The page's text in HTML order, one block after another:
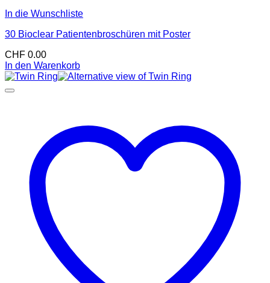
In die Wunschliste
30 Bioclear Patientenbroschüren mit Poster
CHF 0.00
In den Warenkorb